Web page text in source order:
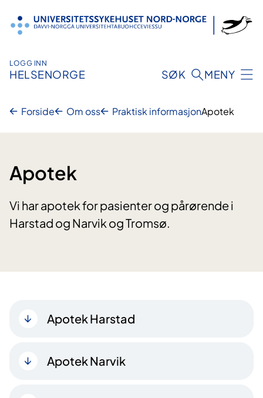
innhold
LOGG INN
HELSENORGE SØK MENY
Forside Om oss Praktisk informasjonApotek
Apotek
Vi har apotek for pasienter og pårørende i
Harstad og Narvik og Tromsø.
Apotek Harstad
Apotek Narvik